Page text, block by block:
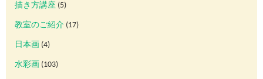
描き方講座 (5)
教室のご紹介 (17)
日本画 (4)
水彩画 (103)